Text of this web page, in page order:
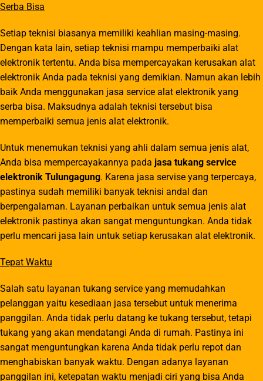
Serba Bisa
Setiap teknisi biasanya memiliki keahlian masing-masing.
Dengan kata lain, setiap teknisi mampu memperbaiki alat
elektronik tertentu. Anda bisa mempercayakan kerusakan alat
elektronik Anda pada teknisi yang demikian. Namun akan lebih
baik Anda menggunakan jasa service alat elektronik yang
serba bisa. Maksudnya adalah teknisi tersebut bisa
memperbaiki semua jenis alat elektronik.
Untuk menemukan teknisi yang ahli dalam semua jenis alat,
Anda bisa mempercayakannya pada jasa tukang service
elektronik Tulungagung. Karena jasa servise yang terpercaya,
pastinya sudah memiliki banyak teknisi andal dan
berpengalaman. Layanan perbaikan untuk semua jenis alat
elektronik pastinya akan sangat menguntungkan. Anda tidak
perlu mencari jasa lain untuk setiap kerusakan alat elektronik.
Tepat Waktu
Salah satu layanan tukang service yang memudahkan
pelanggan yaitu kesediaan jasa tersebut untuk menerima
panggilan. Anda tidak perlu datang ke tukang tersebut, tetapi
tukang yang akan mendatangi Anda di rumah. Pastinya ini
sangat menguntungkan karena Anda tidak perlu repot dan
menghabiskan banyak waktu. Dengan adanya layanan
panggilan ini, ketepatan waktu menjadi ciri yang bisa Anda